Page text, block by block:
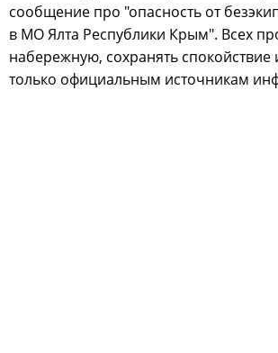
сообщение про "опасность от
в МО Ялта Республики Крым". Всех
набережную, сохранять спокойствие
только официальным источникам